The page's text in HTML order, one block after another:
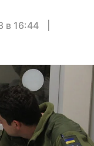
в 16:44